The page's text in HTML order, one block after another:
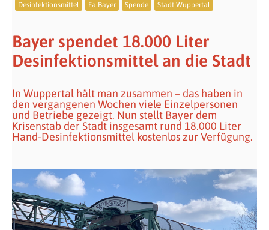
Desinfektionsmittel Fa Bayer Spende Stadt Wuppertal
Bayer spendet 18.000 Liter
Desinfektionsmittel an die Stadt
In Wuppertal hält man zusammen – das haben in
den vergangenen Wochen viele Einzelpersonen
und Betriebe gezeigt. Nun stellt Bayer dem
Krisenstab der Stadt insgesamt rund 18.000 Liter
Hand-Desinfektionsmittel kostenlos zur Verfügung.